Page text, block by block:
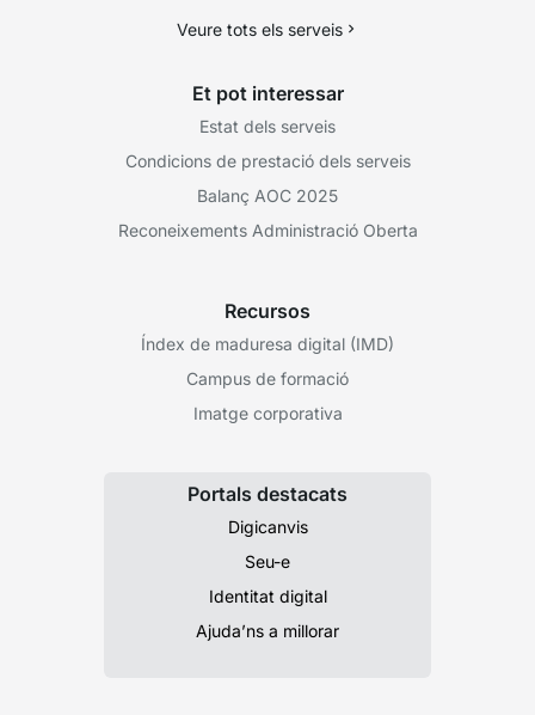
Veure tots els serveis
Et pot interessar
Estat dels serveis
Condicions de prestació dels serveis
Balanç AOC 2025
Reconeixements Administració Oberta
Recursos
Índex de maduresa digital (IMD)
Campus de formació
Imatge corporativa
Portals destacats
Digicanvis
Seu-e
Identitat digital
Ajuda’ns a millorar